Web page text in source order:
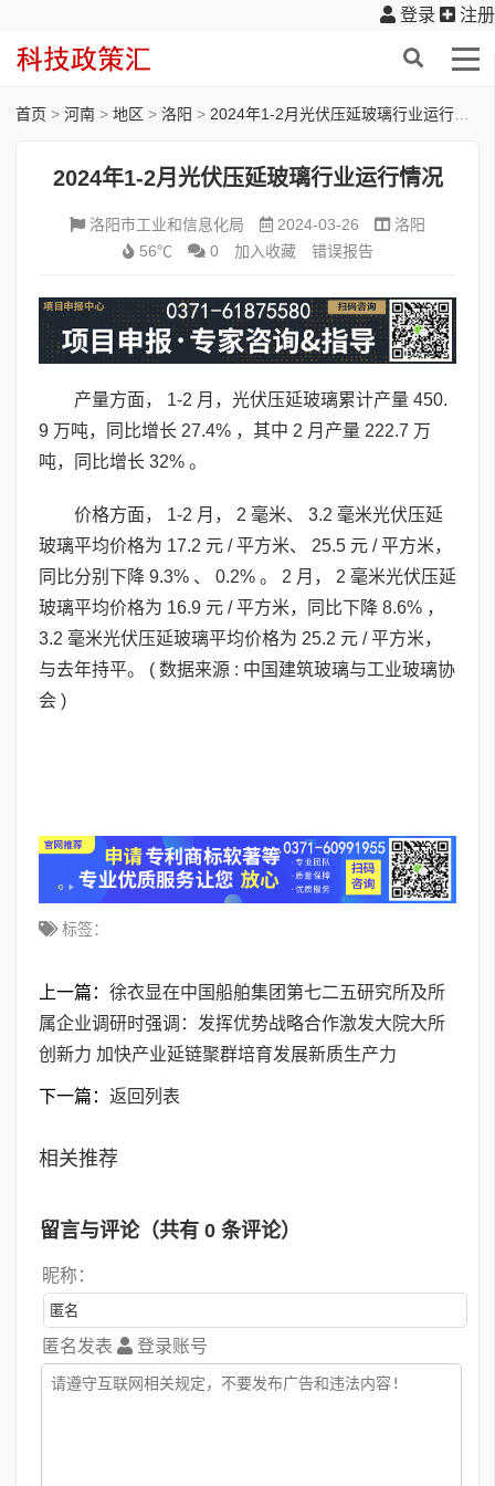
登录 注册
首页 > 河南 > 地区 > 洛阳 > 2024年1-2月光伏压延玻璃行业运行情况
2024年1-2月光伏压延玻璃行业运行情况
洛阳市工业和信息化局 2024-03-26
洛阳
56℃
0 加入收藏 错误报告
产量方面， 1-2 月，光伏压延玻璃累计产量 450.
9 万吨，同比增长 27.4% ，其中 2 月产量 222.7 万
吨，同比增长 32% 。
价格方面， 1-2 月， 2 毫米、 3.2 毫米光伏压延
玻璃平均价格为 17.2 元 / 平方米、 25.5 元 / 平方米，
同比分别下降 9.3% 、 0.2% 。 2 月， 2 毫米光伏压延
玻璃平均价格为 16.9 元 / 平方米，同比下降 8.6% ，
3.2 毫米光伏压延玻璃平均价格为 25.2 元 / 平方米，
与去年持平。 ( 数据来源 : 中国建筑玻璃与工业玻璃协
会 )
标签：
上一篇： 徐衣显在中国船舶集团第七二五研究所及所
属企业调研时强调：发挥优势战略合作激发大院大所
创新力 加快产业延链聚群培育发展新质生产力
下一篇： 返回列表
相关推荐
留言与评论（共有 0 条评论）
昵称：
匿名发表 登录账号